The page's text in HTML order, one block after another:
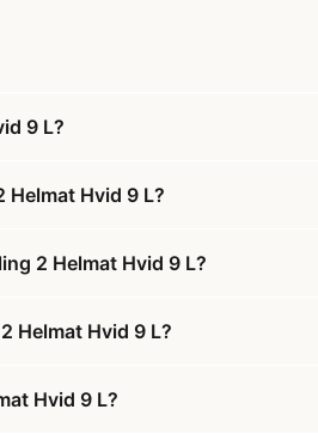
9 L?
Hvid 9 L?
2 Helmat Hvid 9 L?
Helmat Hvid 9 L?
Hvid 9 L?